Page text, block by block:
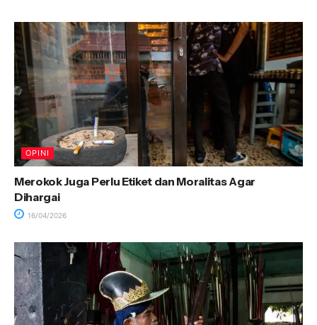
OPINI
Merokok Juga Perlu Etiket dan Moralitas Agar
Dihargai
16/04/2026